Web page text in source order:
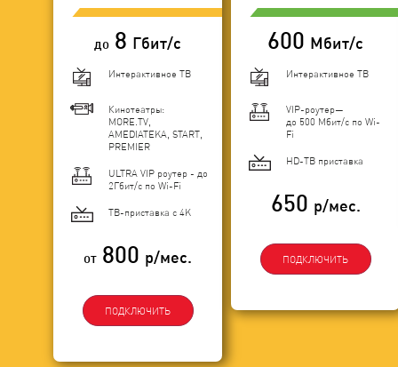
до 8 Гбит/с
Интерактивное ТВ
Кинотеатры:
MORE.TV,
AMEDIATEKA, START,
PREMIER
ULTRA VIP роутер - до
2Гбит/c по Wi-Fi
ТВ-приставка с 4K
от 800 р/мес.
ПОДКЛЮЧИТЬ
600 Мбит/с
Интерактивное ТВ
VIP-роутер—
до 500 Мбит/с по Wi-
Fi
HD-ТВ приставка
650 р/мес.
ПОДКЛЮЧИТЬ